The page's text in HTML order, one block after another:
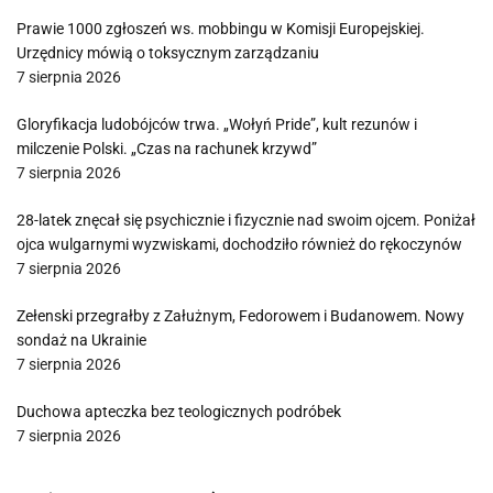
Prawie 1000 zgłoszeń ws. mobbingu w Komisji Europejskiej.
Urzędnicy mówią o toksycznym zarządzaniu
7 sierpnia 2026
Gloryfikacja ludobójców trwa. „Wołyń Pride”, kult rezunów i
milczenie Polski. „Czas na rachunek krzywd”
7 sierpnia 2026
28-latek znęcał się psychicznie i fizycznie nad swoim ojcem. Poniżał
ojca wulgarnymi wyzwiskami, dochodziło również do rękoczynów
7 sierpnia 2026
Zełenski przegrałby z Załużnym, Fedorowem i Budanowem. Nowy
sondaż na Ukrainie
7 sierpnia 2026
Duchowa apteczka bez teologicznych podróbek
7 sierpnia 2026